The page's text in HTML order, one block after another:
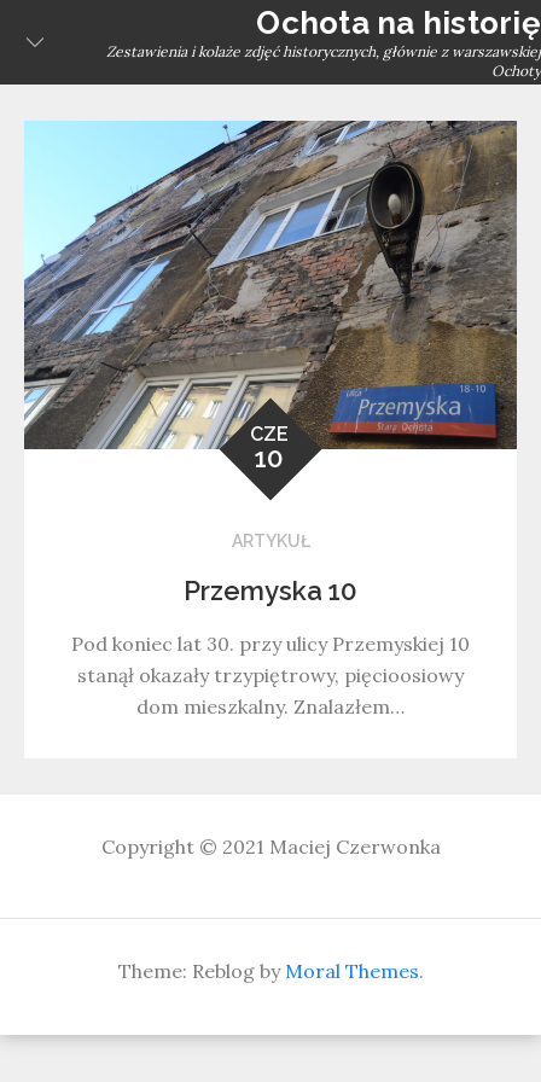
Ochota na historię
Zestawienia i kolaże zdjęć historycznych, głównie z warszawskiej
Ochoty
CZE
10
ARTYKUŁ
Przemyska 10
Pod koniec lat 30. przy ulicy Przemyskiej 10
stanął okazały trzypiętrowy, pięcioosiowy
dom mieszkalny. Znalazłem…
Copyright © 2021 Maciej Czerwonka
Theme: Reblog by Moral Themes.